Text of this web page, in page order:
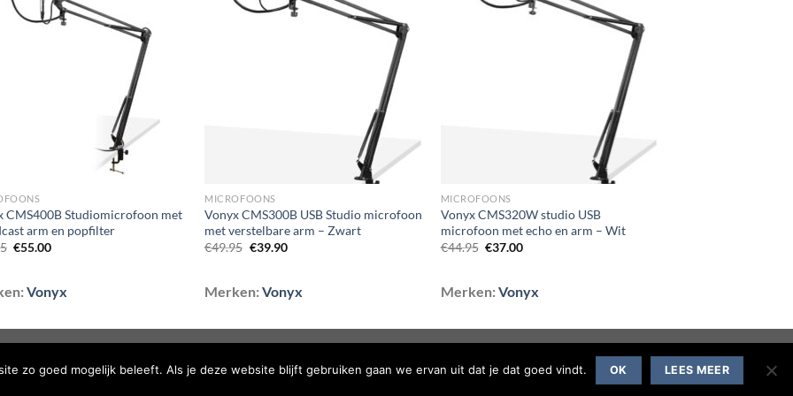
wenslijst
CMS400B Studiomicrofoon met
arm en popfilter
Oorspronkelijke
€55.00Huidige
Vonyx
aan
wenslijst
MICROFOONS
Vonyx CMS300B USB Studio microfoon
met verstelbare arm – Zwart
€49.95 Oorspronkelijke
€39.90Huidige
Merken:Vonyx
aan
wenslijst
MICROFOONS
Vonyx CMS320W studio USB
microfoon met echo en arm – Wit
€44.95 Oorspronkelijke
€37.00Huidige
Merken:Vonyx
zo goed mogelijk beleeft. Als je deze website blijft gebruiken gaan we ervan uit dat je dat goed vindt. OK LEES MEER